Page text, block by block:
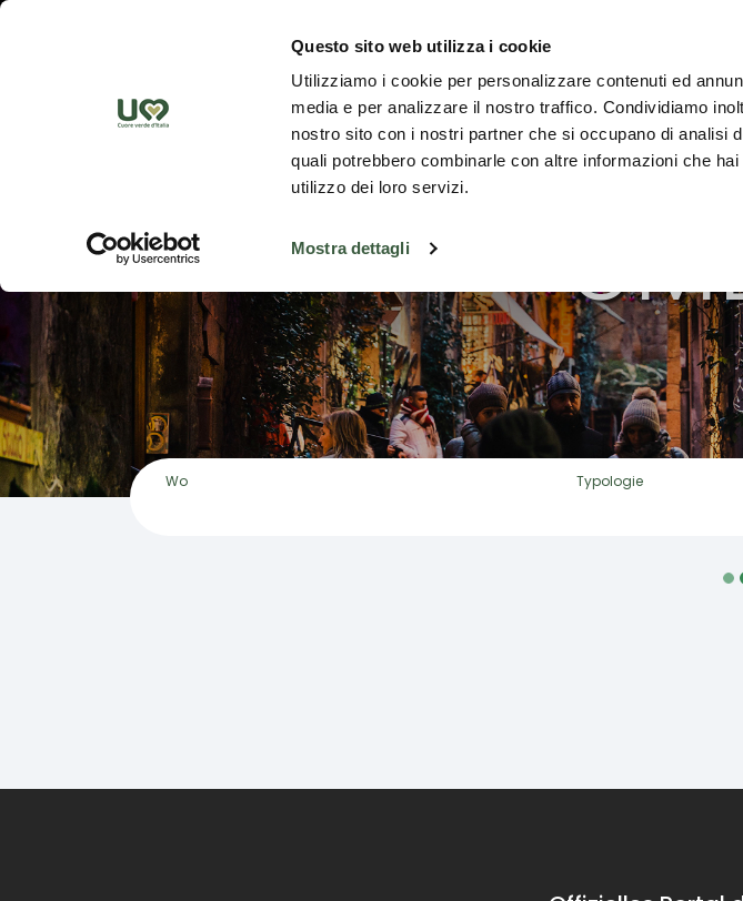
Questo sito web utilizza i cookie
Utilizziamo i cookie per personalizzare contenuti ed
media e per analizzare il nostro traffico. Condividiamo
nostro sito con i nostri partner che si occupano di analisi
quali potrebbero combinarle con altre informazioni che
utilizzo dei loro servizi.
Mostra dettagli
Entdecken
NATALE E
Wo Typologie